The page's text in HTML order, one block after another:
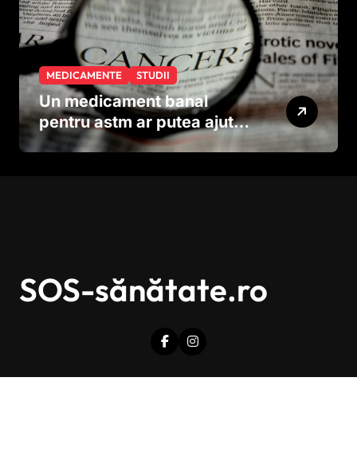
MEDICAMENTE STUDII
Un medicament banal
pentru astm ar putea ajuta
în lupta împotriva
SOS-sănătate.ro